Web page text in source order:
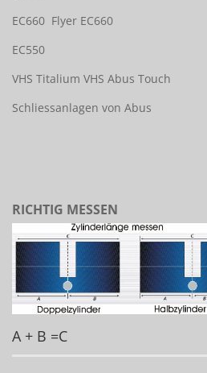
EC660 Flyer EC660
EC550
VHS Titalium VHS Abus Touch
Schliessanlagen von Abus
RICHTIG MESSEN
A + B =C